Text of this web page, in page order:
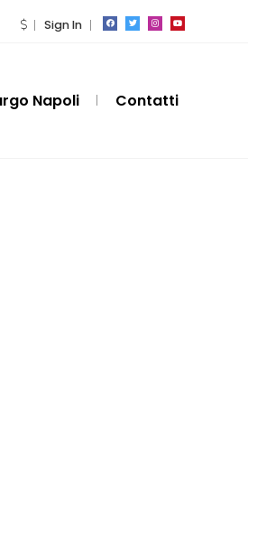
Sign In
Napoli Contatti